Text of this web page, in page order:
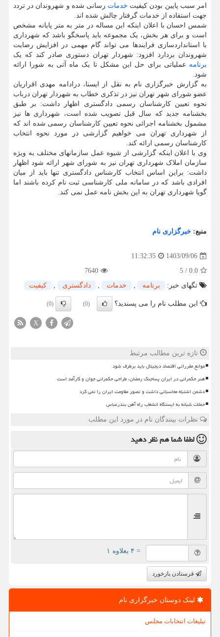
امر سبب پایین بودن کیفیت خدمات رسانی شده و شهروندان در تردد
جهت استفاده از خدمات گرفتار چالش شده اند.
شمس احسان با اعلان اینکه این مساله در متر به متر پایانه مشخص
است و برای هر بخش، یک مجموعه باید پاسخگو باشد که شهرداری
با استانداردسازی فرایندها می تواند گام مهمی در افزایش رضایت
شهروندان بردارد افزود: شهردار تهران دستوری صادر کند که یک
برنامه عملیاتی برای حل این مشکل تا یک ماه آتی به شورا ارائه
شود.
به گزارش خبرگزاری نام به نقل از ایسنا، درادامه مهدی اقراریان
عضو شورای شهر تهران نیز در تذکری خطاب به شهردار تهران درباب
نحوه تعیین کارشناسان رسمی دادگستری اظهار داشت: بر طبق
بخشنامه جدید که سال قبل تصویب شده است، شهرداری ها نیز
مشمول بخشنامه اجرائی نحوه تعیین کارشناسان رسمی شده اند که
از شهرداری تهران می خواهیم گزارشی در مورد نحوه انتخاب
کارشناسان رسمی ارائه کند.
وی با اعلان اینکه گزارشی از شیوه عمل سازمانهای مختلف به ویژه
سازمان املاک شهرداری تهران نیز به شورای شهر ارائه شود اظهار
داشت: براین اساس انتخاب کارشناس دادگستری تنها باید از میان
افرادی باشد که در سامانه ملی کارشناسی ثبت نام کرده باشند اما
گویا شهرداری تهران به این بخش نامه عمل نمی کند.
منبع: خبرگزاری نام
1403/09/06
11:32:35
0.0
/
5
7640
تگهای خبر:
برنامه , خدمات , دادگستری , كیفیت
این مطلب نام را می پسندید؟ (0)
(0)
X
تازه ترین مطالب مرتبط
موانع مقرراتی اقتصاد دیجیتال باید برطرف شود
هنر حکمرانی در ایران پساجنگ رمضان، طراحی حکمرانی جوان و کارآمد است
دشمن اشتباه محاسباتی داشت و تصور مقاومت ایران را نمی کرد
حملات شبانه به ایستگاه انشعاب راه آهن بندرعباس
نظرات بینندگان نام در مورد این مطلب
لطفا شما همنظر دهید
= ۴ بعلاوه ۱
فرستادن بازخورد
لینک دوستان خبرگزاری نام
تبلیغات انتخابات مجلس